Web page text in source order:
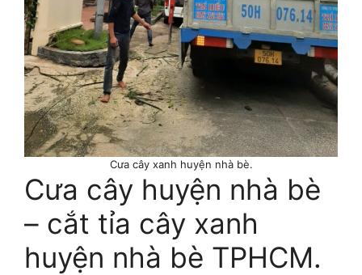
Cưa cây xanh huyện nhà bè.
Cưa cây huyện nhà bè
– cắt tỉa cây xanh
huyện nhà bè TPHCM.